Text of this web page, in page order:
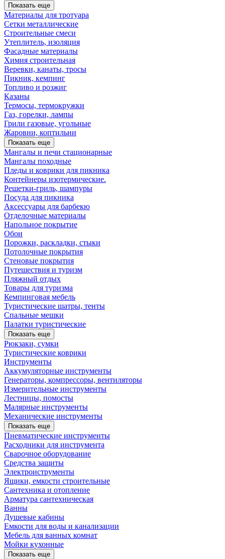
Показать еще
Материалы для тротуара
Сетки металлические
Строительные смеси
Утеплитель, изоляция
Фасадные материалы
Химия строительная
Веревки, канаты, тросы
Пикник, кемпинг
Топливо и розжиг
Казаны
Термосы, термокружки
Газ, горелки, лампы
Грили газовые, угольные
Жаровни, коптильни
Показать еще
Мангалы и печи стационарные
Мангалы походные
Пледы и коврики для пикника
Контейнеры изотермические.
Решетки-гриль, шампуры
Посуда для пикника
Аксессуары для барбекю
Отделочные материалы
Напольное покрытие
Обои
Порожки, раскладки, стыки
Потолочные покрытия
Стеновые покрытия
Путешествия и туризм
Пляжный отдых
Товары для туризма
Кемпинговая мебель
Туристические шатры, тенты
Спальные мешки
Палатки туристические
Показать еще
Рюкзаки, сумки
Туристические коврики
Инструменты
Аккумуляторные инструменты
Генераторы, компрессоры, вентиляторы
Измерительные инструменты
Лестницы, помосты
Малярные инструменты
Механические инструменты
Показать еще
Пневматические инструменты
Расходники для инструмента
Сварочное оборудование
Средства защиты
Электроиструменты
Ящики, емкости строительные
Сантехника и отопление
Арматура сантехническая
Ванны
Душевые кабины
Емкости для воды и канализации
Мебель для ванных комнат
Мойки кухонные
Показать еще